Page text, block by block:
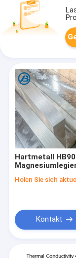
Hartmetall
verschiedenen
Anwendungen
Holen Sie sich
Kontakt